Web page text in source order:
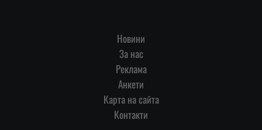
Новини
За нас
Реклама
Анкети
Карта на сайта
Контакти